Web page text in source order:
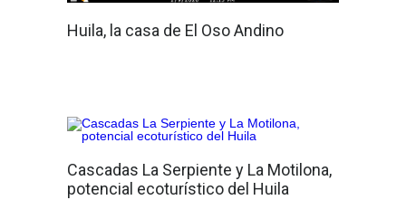
Huila, la casa de El Oso Andino
Cascadas La Serpiente y La Motilona,
potencial ecoturístico del Huila